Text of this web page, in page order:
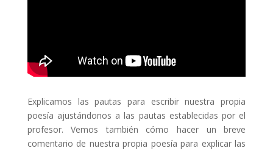
Explicamos las pautas para escribir nuestra propia
poesía ajustándonos a las pautas establecidas por el
profesor. Vemos también cómo hacer un breve
comentario de nuestra propia poesía para explicar las